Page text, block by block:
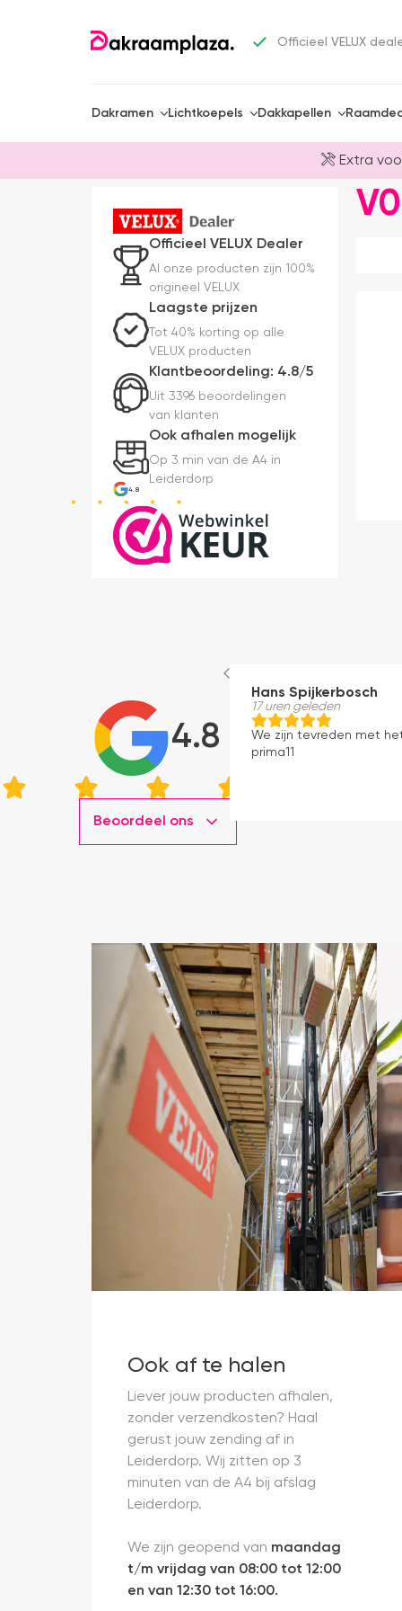
Officieel VELUX
Dakramen Lichtkoepels Dakkapellen
Extra
Officieel VELUX Dealer
Al onze producten zijn 100%
origineel VELUX
Laagste prijzen
Tot 40% korting op alle
VELUX producten
Klantbeoordeling: 4.8/5
Uit 3396 beoordelingen
van klanten
Ook afhalen mogelijk
Op 3 min van de A4 in
Leiderdorp
4.8
4.8
Beoordeel ons
Hans Spijkerbosch
17 uren geleden
We zijn tevreden met
prima11
Ook af te halen
Liever jouw producten afhalen,
zonder verzendkosten? Haal
gerust jouw zending af in
Leiderdorp. Wij zitten op 3
minuten van de A4 bij afslag
Leiderdorp.
We zijn geopend van maandag
t/m vrijdag van 08:00 tot 12:00
en van 12:30 tot 16:00.